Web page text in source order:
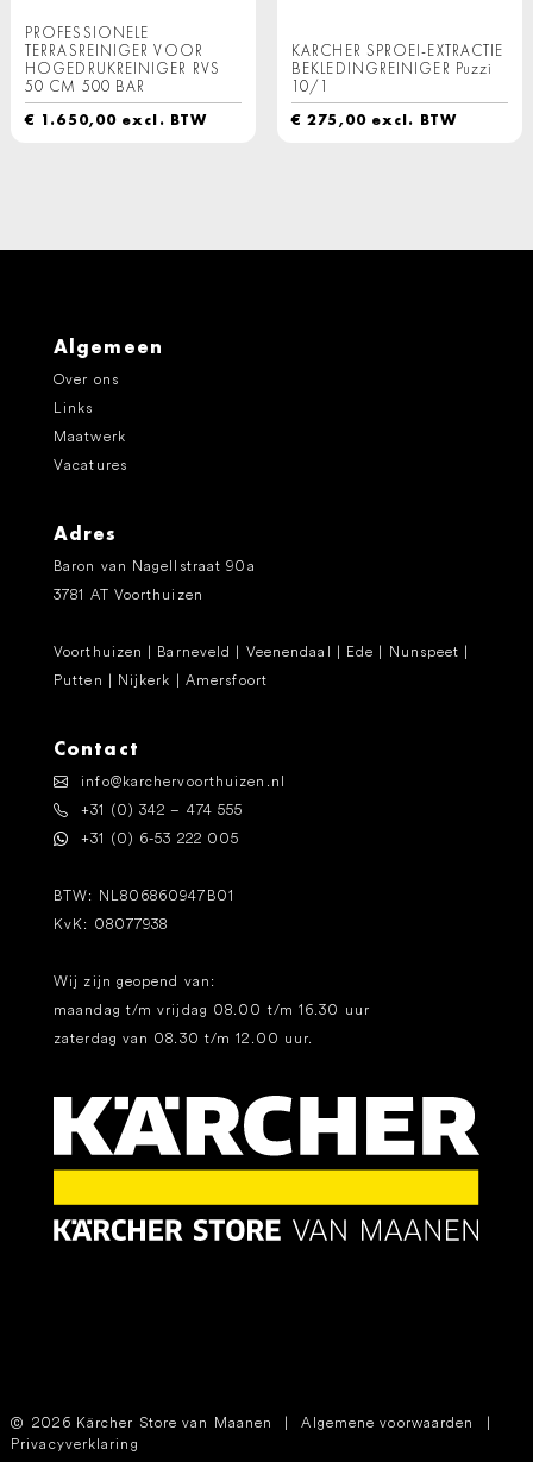
PROFESSIONELE
TERRASREINIGER VOOR
HOGEDRUKREINIGER RVS
50 CM 500 BAR
€ 1.650,00 excl. BTW
KARCHER SPROEI-EXTRACTIE
BEKLEDINGREINIGER Puzzi
10/1
€ 275,00excl. BTW
Algemeen
Over ons
Links
Maatwerk
Vacatures
Adres
Baron van Nagellstraat 90a
3781 AT Voorthuizen
Voorthuizen | Barneveld | Veenendaal | Ede | Nunspeet |
Putten | Nijkerk | Amersfoort
Contact
info@karchervoorthuizen.nl
+31 (0) 342 – 474 555
+31 (0) 6-53 222 005
BTW: NL806860947B01
KvK: 08077938
Wij zijn geopend van:
maandag t/m vrijdag 08.00 t/m 16.30 uur
zaterdag van 08.30 t/m 12.00 uur.
2026 Kärcher Store van Maanen | Algemene voorwaarden
|
Privacyverklaring